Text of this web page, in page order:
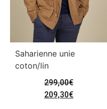
Saharienne unie
coton/lin
299,00€
209,30€